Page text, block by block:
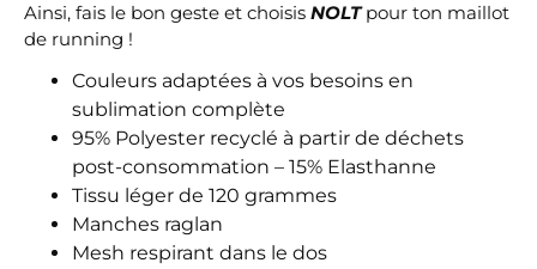
Ainsi, fais le bon geste et choisis NOLTpour ton maillot
de running !
Couleurs adaptées à vos besoins en
sublimation complète
95% Polyester recyclé à partir de déchets
post-consommation – 15% Elasthanne
Tissu léger de 120 grammes
Manches raglan
Mesh respirant dans le dos